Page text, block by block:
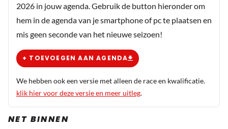
2026 in jouw agenda. Gebruik de button hieronder om
hem in de agenda van je smartphone of pc te plaatsen en
mis geen seconde van het nieuwe seizoen!
+ TOEVOEGEN AAN AGENDA
We hebben ook een versie met alleen de race en kwalificatie.
klik hier voor deze versie en meer uitleg.
NET BINNEN